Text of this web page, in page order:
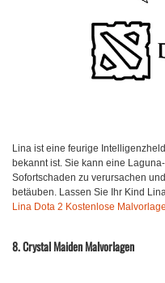
Lina ist eine feurige
bekannt ist. Sie kann eine
Sofortschaden zu verursachen
betäuben. Lassen Sie Ihr Kind
Lina Dota 2 Kostenlose
8. Crystal Maiden Malvorlagen